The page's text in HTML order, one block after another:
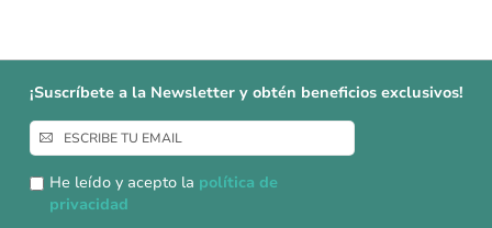
¡Suscríbete a la Newsletter y obtén beneficios exclusivos!
Inscríbase
a
nuestro
boletín
He leído y acepto la política de
privacidad